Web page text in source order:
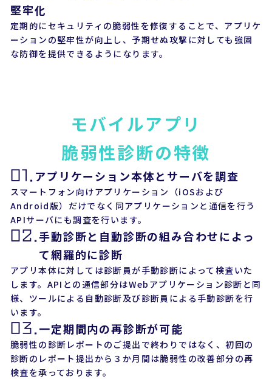
堅牢化
定期的にセキュリティの脆弱性を修復することで、アプリケ
ーションの堅牢性が向上し、予期せぬ攻撃に対しても強固
な防御を提供できるようになります。
モバイルアプリ
脆弱性診断の特徴
01.アプリケーション本体とサーバを調査
スマートフォン向けアプリケーション（iOSおよび
Android版）だけでなく同アプリケーションと通信を行う
APIサーバにも調査を行います。
02.手動診断と自動診断の組み合わせによっ
て網羅的に診断
アプリ本体に対しては診断員が手動診断によって検査いた
します。APIとの通信部分はWebアプリケーション診断と同
様、ツールによる自動診断及び診断員による手動診断を行
います。
03.一定期間内の再診断が可能
脆弱性の診断レポートのご提出で終わりではなく、初回の
診断のレポート提出から３か月間は脆弱性の改善部分の再
検査を承っております。